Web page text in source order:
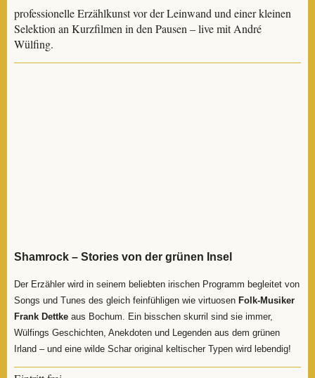
professionelle Erzählkunst vor der Leinwand und einer kleinen
Selektion an Kurzfilmen in den Pausen – live mit André
Wülfing.
Shamrock – Stories von der grünen Insel
Der Erzähler wird in seinem beliebten irischen Programm begleitet von
Songs und Tunes des gleich feinfühligen wie virtuosen Folk-Musiker
Frank Dettke aus Bochum.
Ein bisschen skurril sind sie immer,
Wülfings Geschichten, Anekdoten und Legenden aus dem grünen
Irland – und eine wilde Schar original keltischer Typen wird lebendig!